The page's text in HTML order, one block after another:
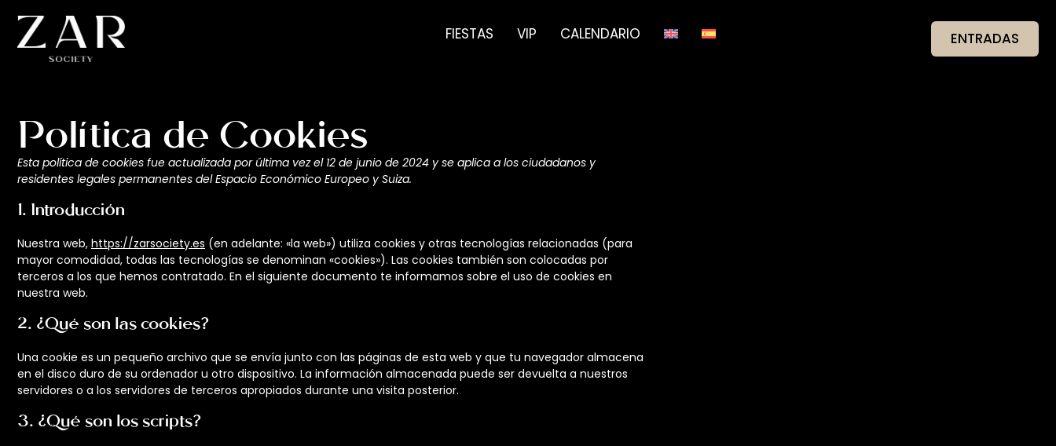
FIESTAS VIP CALENDARIO ENTRADAS
Política de Cookies
Esta política de cookies fue actualizada por última vez el 12 de junio de 2024 y se aplica a los ciudadanos y
residentes legales permanentes del Espacio Económico Europeo y Suiza.
1. Introducción
Nuestra web, https://zarsociety.es (en adelante: «la web») utiliza cookies y otras tecnologías relacionadas (para
mayor comodidad, todas las tecnologías se denominan «cookies»). Las cookies también son colocadas por
terceros a los que hemos contratado. En el siguiente documento te informamos sobre el uso de cookies en
nuestra web.
2. ¿Qué son las cookies?
Una cookie es un pequeño archivo que se envía junto con las páginas de esta web y que tu navegador almacena
en el disco duro de su ordenador u otro dispositivo. La información almacenada puede ser devuelta a nuestros
servidores o a los servidores de terceros apropiados durante una visita posterior.
3. ¿Qué son los scripts?